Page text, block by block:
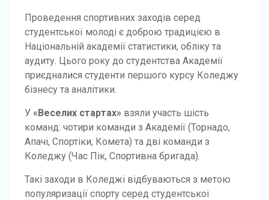
Проведення спортивних заходів серед
студентської молоді є доброю традицією в
Національній академії статистики, обліку та
аудиту. Цього року до студентства Академії
приєдналися студенти першого курсу Коледжу
бізнесу та аналітики.
У «Веселих стартах»взяли участь шість
команд: чотири команди з Академії (Торнадо,
Апачі, Спортіки, Комета) та дві команди з
Коледжу (Час Пік, Спортивна бригада).
Такі заходи в Коледжі відбуваються з метою
популяризації спорту серед студентської